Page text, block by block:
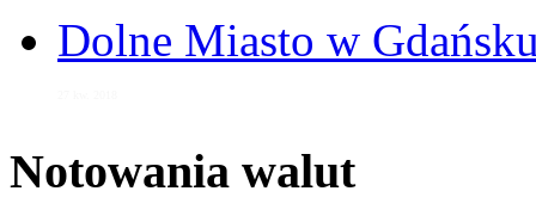
Dolne Miasto w
Notowania walut